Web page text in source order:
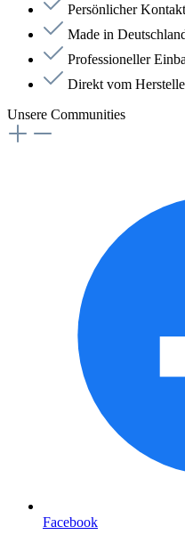
Persönlicher Kontakt
Made in
Professioneller
Direkt vom
Unsere Communities
Facebook